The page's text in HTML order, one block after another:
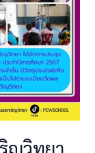
ญวิทยา